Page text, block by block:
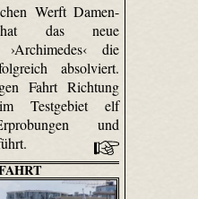
Werft Damen-
das neue
›Archimedes‹ die
absolviert.
Fahrt Richtung
Testgebiet elf
und